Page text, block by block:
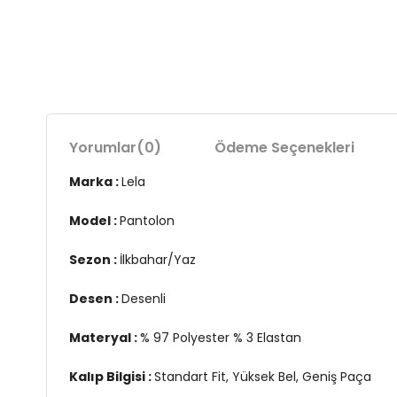
Yorumlar(0) Ödeme Seçenekleri
Marka :Lela
Model :Pantolon
Sezon : İlkbahar/Yaz
Desen :Desenli
Materyal :% 97 Polyester % 3 Elastan
Kalıp Bilgisi :Standart Fit, Yüksek Bel, Geniş Paça